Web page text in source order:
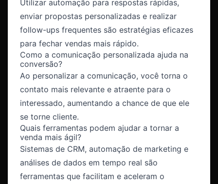
Utilizar automação para respostas rápidas,
enviar propostas personalizadas e realizar
follow-ups frequentes são estratégias eficazes
para fechar vendas mais rápido.
Como a comunicação personalizada ajuda na
conversão?
Ao personalizar a comunicação, você torna o
contato mais relevante e atraente para o
interessado, aumentando a chance de que ele
se torne cliente.
Quais ferramentas podem ajudar a tornar a
venda mais ágil?
Sistemas de CRM, automação de marketing e
análises de dados em tempo real são
ferramentas que facilitam e aceleram o